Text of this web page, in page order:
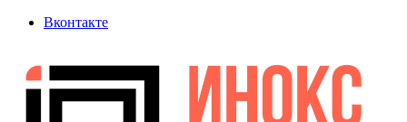
Вконтакте